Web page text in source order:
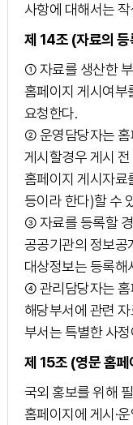
사항에 대해서는
제 14조 (자료의 등
① 자료를 생산한
홈페이지 게시여부
요청한다.
② 운영담당자는 홈
게시할경우 게시
홈페이지 게시자료
등이라 한다)할 수
③ 자료를 등록할
공공기관의 정보공
대상정보는 등록해
④ 관리담당자는 홈
해당부서에 관련
부서는 특별한 사
제 15조 (영문 홈
국외 홍보를 위해
홈페이지에 게시·